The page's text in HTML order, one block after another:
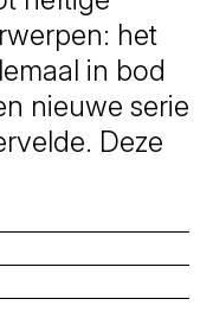
het
in bod
nieuwe serie
Deze